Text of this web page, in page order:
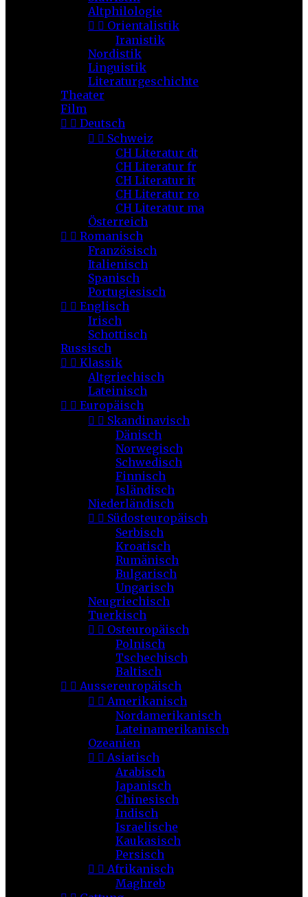
Altphilologie
  Orientalistik
Iranistik
Nordistik
Linguistik
Literaturgeschichte
Theater
Film
  Deutsch
  Schweiz
CH Literatur dt
CH Literatur fr
CH Literatur it
CH Literatur ro
CH Literatur ma
Österreich
  Romanisch
Französisch
Italienisch
Spanisch
Portugiesisch
  Englisch
Irisch
Schottisch
Russisch
  Klassik
Altgriechisch
Lateinisch
  Europäisch
  Skandinavisch
Dänisch
Norwegisch
Schwedisch
Finnisch
Isländisch
Niederländisch
  Südosteuropäisch
Serbisch
Kroatisch
Rumänisch
Bulgarisch
Ungarisch
Neugriechisch
Tuerkisch
  Osteuropäisch
Polnisch
Tschechisch
Baltisch
  Aussereuropäisch
  Amerikanisch
Nordamerikanisch
Lateinamerikanisch
Ozeanien
  Asiatisch
Arabisch
Japanisch
Chinesisch
Indisch
Israelische
Kaukasisch
Persisch
  Afrikanisch
Maghreb